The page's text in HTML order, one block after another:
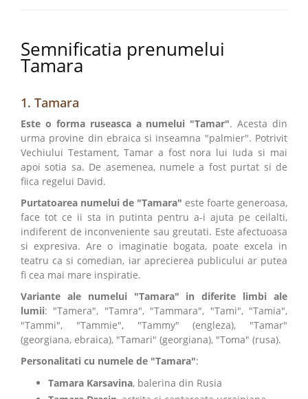
Semnificatia prenumelui
Tamara
1. Tamara
Este o forma ruseasca a numelui "Tamar". Acesta din
urma provine din ebraica si inseamna "palmier". Potrivit
Vechiului Testament, Tamar a fost nora lui Iuda si mai
apoi sotia sa. De asemenea, numele a fost purtat si de
fiica regelui David.
Purtatoarea numelui de "Tamara" este foarte generoasa,
face tot ce ii sta in putinta pentru a-i ajuta pe ceilalti,
indiferent de inconveniente sau greutati. Este afectuoasa
si expresiva. Are o imaginatie bogata, poate excela in
teatru ca si comedian, iar aprecierea publicului ar putea
fi cea mai mare inspiratie.
Variante ale numelui "Tamara" in diferite limbi ale
lumii: "Tamera", "Tamra", "Tammara", "Tami", "Tamia",
"Tammi", "Tammie", "Tammy" (engleza), "Tamar"
(georgiana, ebraica), "Tamari" (georgiana), "Toma" (rusa).
Personalitati cu numele de "Tamara":
Tamara Karsavina, balerina din Rusia